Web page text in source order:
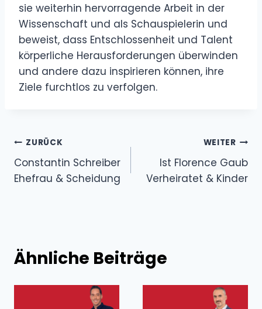
sie weiterhin hervorragende Arbeit in der
Wissenschaft und als Schauspielerin und
beweist, dass Entschlossenheit und Talent
körperliche Herausforderungen überwinden
und andere dazu inspirieren können, ihre
Ziele furchtlos zu verfolgen.
Beitragsnavigation
ZURÜCK
Constantin Schreiber
Ehefrau & Scheidung
WEITER
Ist Florence Gaub
Verheiratet & Kinder
Ähnliche Beiträge